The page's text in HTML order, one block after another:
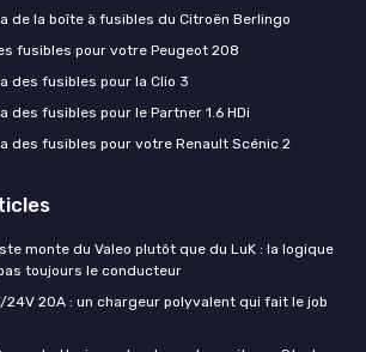
de la boîte à fusibles du Citroën Berlingo
fusibles pour votre Peugeot 208
des fusibles pour la Clio 3
des fusibles pour le Partner 1.6 HDi
des fusibles pour votre Renault Scénic 2
monte du Valeo plutôt que du LuK : la logique
toujours le conducteur
24V 20A : un chargeur polyvalent qui fait le job